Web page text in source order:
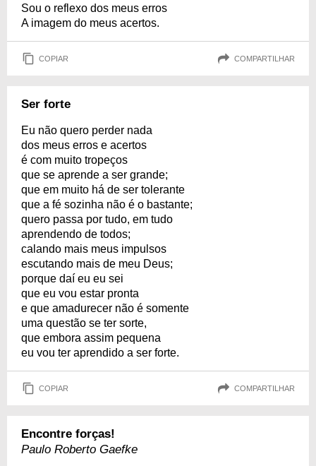
Sou o reflexo dos meus erros
A imagem do meus acertos.
COPIAR COMPARTILHAR
Ser forte
Eu não quero perder nada
dos meus erros e acertos
é com muito tropeços
que se aprende a ser grande;
que em muito há de ser tolerante
que a fé sozinha não é o bastante;
quero passa por tudo, em tudo
aprendendo de todos;
calando mais meus impulsos
escutando mais de meu Deus;
porque daí eu eu sei
que eu vou estar pronta
e que amadurecer não é somente
uma questão se ter sorte,
que embora assim pequena
eu vou ter aprendido a ser forte.
COPIAR COMPARTILHAR
Encontre forças!
Paulo Roberto Gaefke